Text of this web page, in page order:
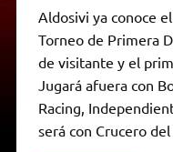
a
t
s
p
p
e
g
r
a
m
t
t
e
r
e
b
o
k
s
e
g
e
p
y
L
n
k
Aldosivi ya conoce
Torneo de Primera
de visitante y el
Jugará afuera con
Racing,
será con Crucero del